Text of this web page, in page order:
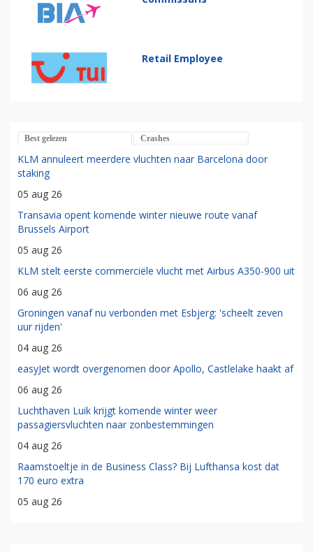
Retail Employee
Best gelezen Crashes
KLM annuleert meerdere vluchten naar Barcelona door
staking
05 aug 26
Transavia opent komende winter nieuwe route vanaf
Brussels Airport
05 aug 26
KLM stelt eerste commerciële vlucht met Airbus A350-900 uit
06 aug 26
Groningen vanaf nu verbonden met Esbjerg: 'scheelt zeven
uur rijden'
04 aug 26
easyJet wordt overgenomen door Apollo, Castlelake haakt af
06 aug 26
Luchthaven Luik krijgt komende winter weer
passagiersvluchten naar zonbestemmingen
04 aug 26
Raamstoeltje in de Business Class? Bij Lufthansa kost dat
170 euro extra
05 aug 26